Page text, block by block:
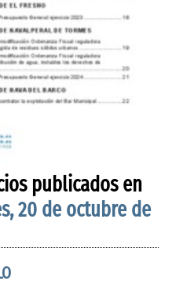
publicados en
20 de octubre de